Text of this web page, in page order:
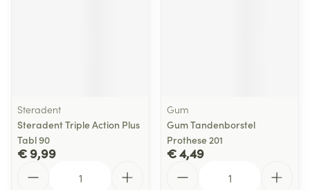
Steradent
Steradent Triple Action Plus
Tabl 90
€ 9,99
Gum
Gum Tandenborstel
Prothese 201
€ 4,49